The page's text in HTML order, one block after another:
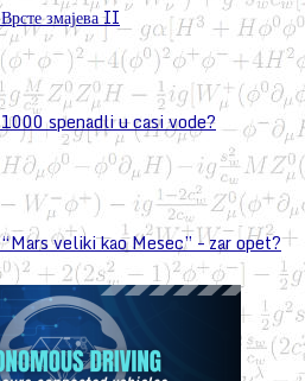
Врсте змајева II
1000 spenadli u casi vode?
“Mars veliki kao Mesec” – zar opet?